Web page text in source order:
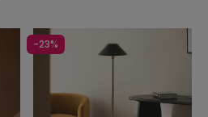
-23%